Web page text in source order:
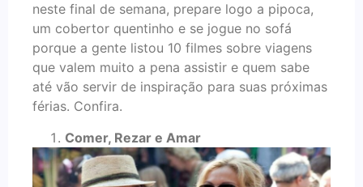
neste final de semana, prepare logo a pipoca,
um cobertor quentinho e se jogue no sofá
porque a gente listou 10 filmes sobre viagens
que valem muito a pena assistir e quem sabe
até vão servir de inspiração para suas próximas
férias. Confira.
Comer, Rezar e Amar